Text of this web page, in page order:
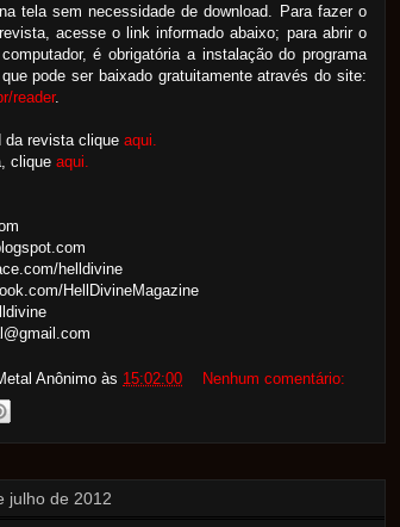
tela sem necessidade de download. Para fazer o
acesse o link informado abaixo; para abrir o
é obrigatória a instalação do programa
pode ser baixado gratuitamente através do site:
reader.
da revista clique aqui.
clique aqui.
helldivine
HellDivineMagazine
Anônimo às 15:02:00 Nenhum comentário:
julho de 2012